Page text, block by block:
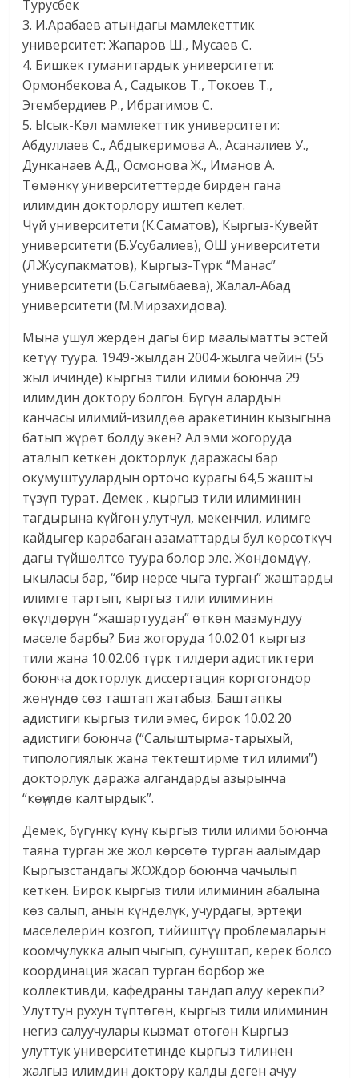
Турусбек
3. И.Арабаев атындагы мамлекеттик
университет: Жапаров Ш., Мусаев С.
4. Бишкек гуманитардык университети:
Ормонбекова А., Садыков Т., Токоев Т.,
Эгембердиев Р., Ибрагимов С.
5. Ысык-Көл мамлекеттик университети:
Абдуллаев С., Абдыкеримова А., Асаналиев У.,
Дунканаев А.Д., Осмонова Ж., Иманов А.
Төмөнкү университеттерде бирден гана
илимдин докторлору иштеп келет.
Чүй университети (К.Саматов), Кыргыз-Кувейт
университети (Б.Усу­балиев), ОШ университети
(Л.Жусупакматов), Кыргыз-Түрк “Манас”
университети (Б.Сагымбаева), Жалал-Абад
университети (М.Мирза­хидова).
Мына ушул жерден дагы бир маалыматты эстей
кетүү туура. 1949-жылдан 2004-жылга чейин (55
жыл ичинде) кыргыз тили илими боюнча 29
илимдин доктору болгон. Бүгүн алардын
канчасы илимий-изилдөө аракетинин кызыгына
батып жүрөт болду экен? Ал эми жогоруда
аталып кеткен докторлук даражасы бар
окумуштуулардын орточо курагы 64,5 жашты
түзүп турат. Демек , кыргыз тили илиминин
тагдырына күйгөн улутчул, мекенчил, илимге
кайдыгер карабаган азаматтарды бул көрсөткүч
дагы түйшөлтсө туура болор эле. Жөндөмдүү,
ыкыласы бар, “бир нерсе чыга турган” жаштарды
илимге тартып, кыргыз тили илиминин
өкүлдөрүн “жашартуудан” өткөн мазмундуу
маселе барбы? Биз жогоруда 10.02.01 кыргыз
тили жана 10.02.06 түрк тилдери адистиктери
боюнча докторлук диссертация коргогондор
жөнүндө сөз таштап жатабыз. Баштапкы
адистиги кыргыз тили эмес, бирок 10.02.20
адистиги боюнча (“Салыштырма-тарыхый,
типологиялык жана тектештирме тил илими”)
докторлук даража алгандарды азырынча
“көңүлдө калтырдык”.
Демек, бүгүнкү күнү кыргыз тили илими боюнча
таяна турган же жол көрсөтө турган аалымдар
Кыргызстандагы ЖОЖдор боюнча чачылып
кеткен. Бирок кыргыз тили илиминин абалына
көз салып, анын күндөлүк, учурдагы, эртеңки
маселелерин козгоп, тийиштүү проблемаларын
коомчулукка алып чыгып, сунуштап, керек болсо
координация жасап турган борбор же
коллективди, кафедраны тандап алуу керекпи?
Улуттун рухун түптөгөн, кыргыз тили илиминин
негиз салуучулары кызмат өтөгөн Кыргыз
улуттук университетинде кыргыз тилинен
жалгыз илимдин доктору калды деген ачуу